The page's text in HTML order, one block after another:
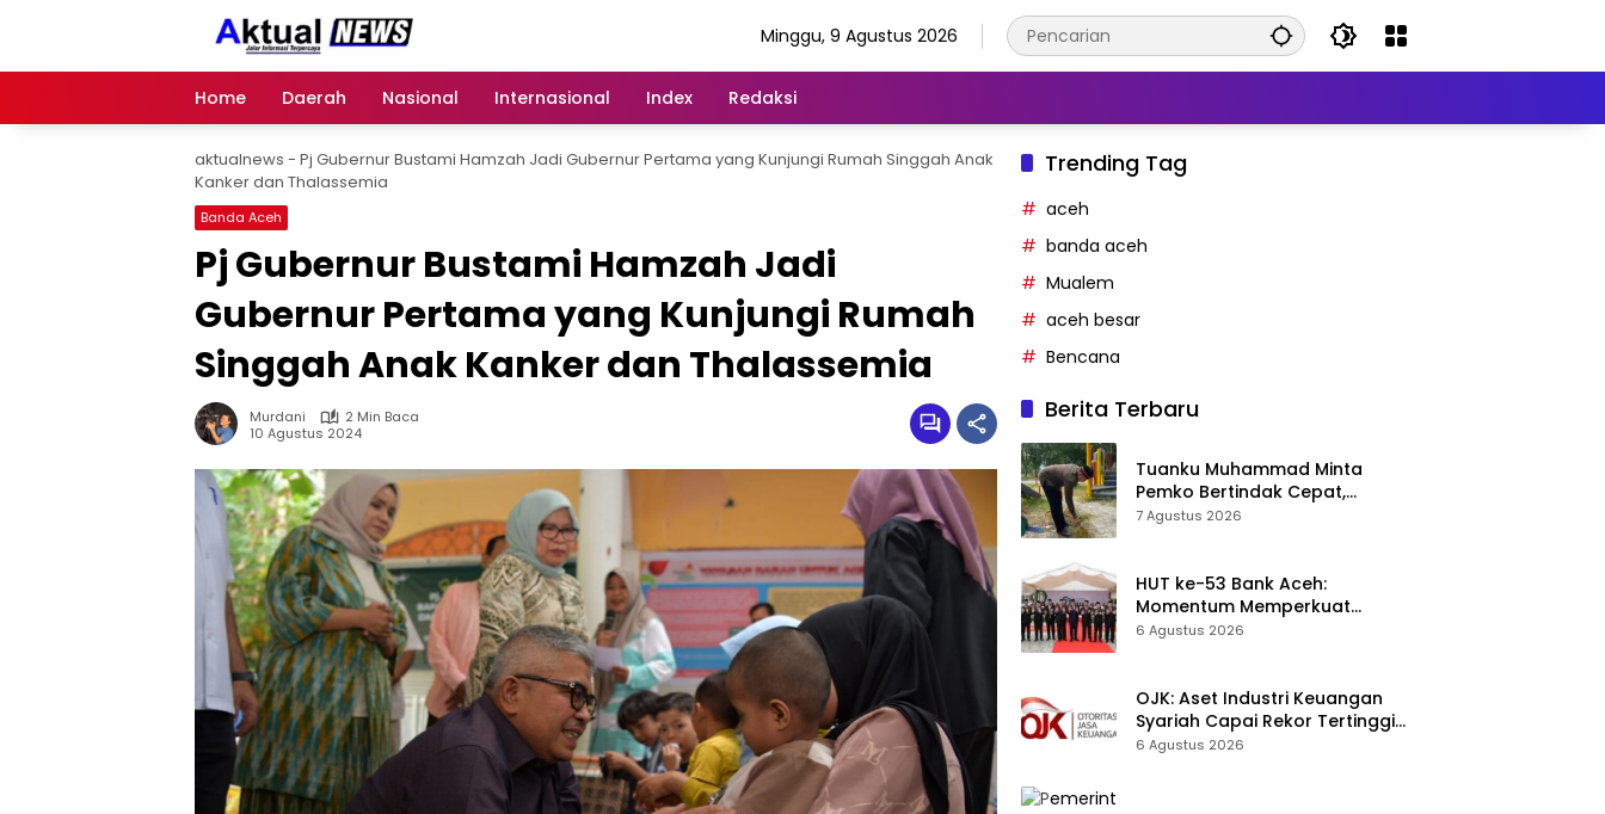
Minggu, 9 Agustus 2026
Home Daerah Nasional Internasional Index Redaksi
aktualnews - Pj Gubernur Bustami Hamzah Jadi Gubernur Pertama yang Kunjungi Rumah Singgah Anak
Kanker dan Thalassemia
Banda Aceh
Pj Gubernur Bustami Hamzah Jadi
Gubernur Pertama yang Kunjungi Rumah
Singgah Anak Kanker dan Thalassemia
Murdani
2 Min Baca
10 Agustus 2024
Trending Tag
aceh
banda aceh
Mualem
aceh besar
Bencana
Berita Terbaru
Tuanku Muhammad Minta
Pemko Bertindak Cepat,
Taman Meuraxa Tak Boleh Jadi
7 Agustus 2026
HUT ke-53 Bank Aceh:
Momentum Memperkuat
Amanah, Menumbuhkan
6 Agustus 2026
OJK: Aset Industri Keuangan
Syariah Capai Rekor Tertinggi
Rp3.131 Triliun pada 2025
6 Agustus 2026